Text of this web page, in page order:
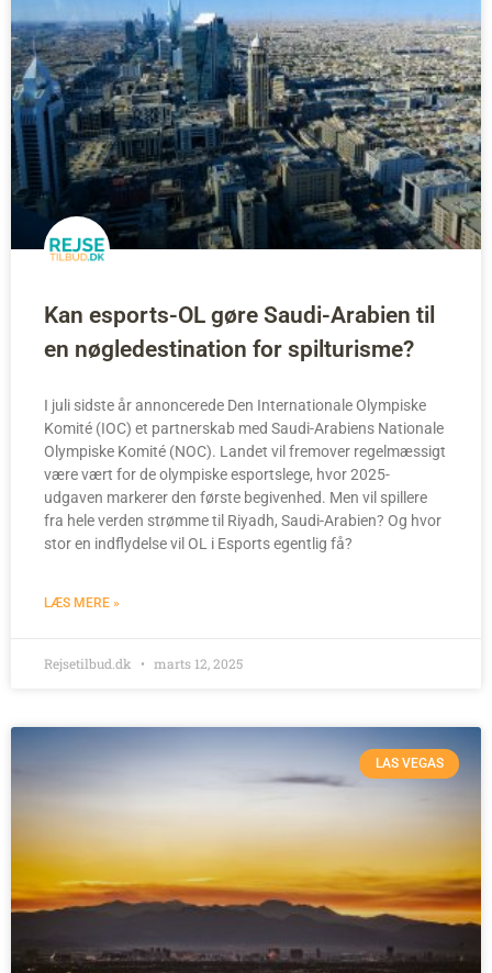
Kan esports-OL gøre Saudi-Arabien til
en nøgledestination for spilturisme?
I juli sidste år annoncerede Den Internationale Olympiske
Komité (IOC) et partnerskab med Saudi-Arabiens Nationale
Olympiske Komité (NOC). Landet vil fremover regelmæssigt
være vært for de olympiske esportslege, hvor 2025-
udgaven markerer den første begivenhed. Men vil spillere
fra hele verden strømme til Riyadh, Saudi-Arabien? Og hvor
stor en indflydelse vil OL i Esports egentlig få?
LÆS MERE »
Rejsetilbud.dk marts 12, 2025
LAS VEGAS